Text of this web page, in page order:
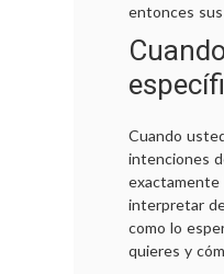
entonces
Cuando
intenciones
exactamente
interpretar
como lo
quieres y